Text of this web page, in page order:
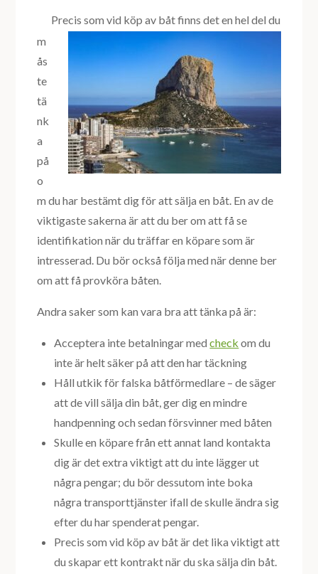
Precis som vid köp av båt finns det en hel del du
m
ås
te
tä
nk
a
på
o
m du har bestämt dig för att sälja en båt. En av de
viktigaste sakerna är att du ber om att få se
identifikation när du träffar en köpare som är
intresserad. Du bör också följa med när denne ber
om att få provköra båten.
Andra saker som kan vara bra att tänka på är:
Acceptera inte betalningar medcheck om du
inte är helt säker på att den har täckning
Håll utkik för falska båtförmedlare – de säger
att de vill sälja din båt, ger dig en mindre
handpenning och sedan försvinner med båten
Skulle en köpare från ett annat land kontakta
dig är det extra viktigt att du inte lägger ut
några pengar; du bör dessutom inte boka
några transporttjänster ifall de skulle ändra sig
efter du har spenderat pengar.
Precis som vid köp av båt är det lika viktigt att
du skapar ett kontrakt när du ska sälja din båt.